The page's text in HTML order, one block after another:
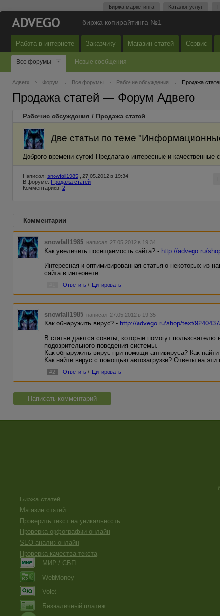
Биржа маркетинга Каталог услуг
— биржа копирайтинга №1
Работа в интернете Заказчику Магазин статей Сервис
Все форумы Новые сообщения
Адвего Форум Все форумы Рабочие обсуждения Продажа
Продажа статей — Форум Адвего
Рабочие обсуждения / Продажа статей
Две статьи по теме
Доброго времени суток! Предлагаю интересные и качественные
Написал: snowfall1985 , 27.05.2012 в 19:34
В форуме: Продажа статей
Комментариев: 2
Комментарии
snowfall1985 написал 27.05.2012 в 19:34
Как увеличить посещаемость сайта? - http://advego.ru/
Интересная и оптимизированная статья о некоторых из
сайта в интернете.
Ответить / Цитировать
snowfall1985 написал 27.05.2012 в 19:35
Как обнаружить вирус? - http://advego.ru/shop/text/
В статье даются советы, которые помогут пользователю
подозрительного поведения системы.
Как обнаружить вирус при помощи антивируса? Как
Как найти вирус с помощью автозагрузки? Ответы на эти
#2 Ответить / Цитировать
Написать комментарий
Биржа статей
Магазин статей
Проверить текст на уникальность
Проверка орфографии онлайн
SEO анализ онлайн
Проверка качества текста
МИР / СБП
WebMoney
Volet
Безналичный платеж